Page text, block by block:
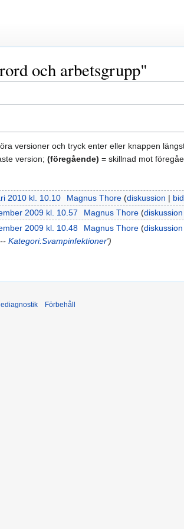
och arbetsgrupp"
versioner och tryck enter eller knappen
version; (föregående) = skillnad mot
2010 kl. 10.10 Magnus Thore diskussion
2009 kl. 10.57 Magnus Thore diskussion
2009 kl. 10.48 Magnus Thore diskussion
Kategori:Svampinfektioner'
Förbehåll